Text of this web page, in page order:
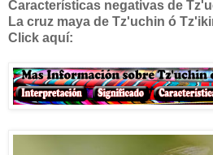
Características negativas de
La cruz maya de Tz'uchin ó
Click aquí: